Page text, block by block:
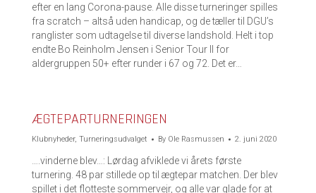
efter en lang Corona-pause. Alle disse turneringer spilles
fra scratch – altså uden handicap, og de tæller til DGU’s
ranglister som udtagelse til diverse landshold. Helt i top
endte Bo Reinholm Jensen i Senior Tour II for
aldergruppen 50+ efter runder i 67 og 72. Det er…
ÆGTEPARTURNERINGEN
Klubnyheder, Turneringsudvalget By Ole Rasmussen 2. juni 2020
….vinderne blev…: Lørdag afviklede vi årets første
turnering. 48 par stillede op til ægtepar matchen. Der blev
spillet i det flotteste sommervejr, og alle var glade for at